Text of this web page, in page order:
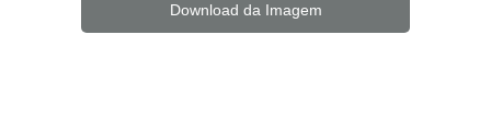
Download da Imagem